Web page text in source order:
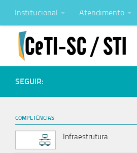
Institucional Atendimento
SEGUIR:
COMPETÊNCIAS
Infraestrutura